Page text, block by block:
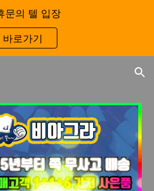
문의 텔 입장
바로가기